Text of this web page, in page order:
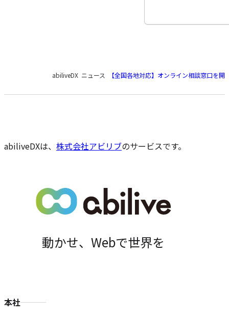
の
の
abiliveDX ニュース 【全国各地対応】オンライン相談窓口を開
abiliveDXは、 株式会社アビリブのサービスです。
動かせ、Webで世界を
本社